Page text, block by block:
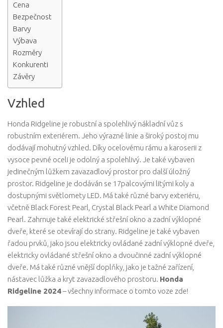
Cena
Bezpečnost
Barvy
Výbava
Rozměry
Konkurenti
Závěry
Vzhled
Honda Ridgeline je robustní a spolehlivý nákladní vůz s
robustním exteriérem. Jeho výrazné linie a široký postoj mu
dodávají mohutný vzhled. Díky ocelovému rámu a karoserii z
vysoce pevné oceli je odolný a spolehlivý. Je také vybaven
jedinečným lůžkem zavazadlový prostor pro další úložný
prostor. Ridgeline je dodáván se 17palcovými litými koly a
dostupnými světlomety LED. Má také různé barvy exteriéru,
včetně Black Forest Pearl, Crystal Black Pearl a White Diamond
Pearl. Zahrnuje také elektrické střešní okno a zadní výklopné
dveře, které se otevírají do strany. Ridgeline je také vybaven
řadou prvků, jako jsou elektricky ovládané zadní výklopné dveře,
elektricky ovládané střešní okno a dvoučinné zadní výklopné
dveře. Má také různé vnější doplňky, jako je tažné zařízení,
nástavec lůžka a kryt zavazadlového prostoru. Honda
Ridgeline 2024– všechny informace o tomto voze zde!